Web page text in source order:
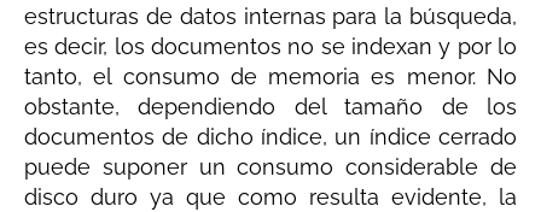
estructuras de datos internas para la búsqueda,
es decir, los documentos no se indexan y por lo
tanto, el consumo de memoria es menor. No
obstante, dependiendo del tamaño de los
documentos de dicho índice, un índice cerrado
puede suponer un consumo considerable de
disco duro ya que como resulta evidente, la